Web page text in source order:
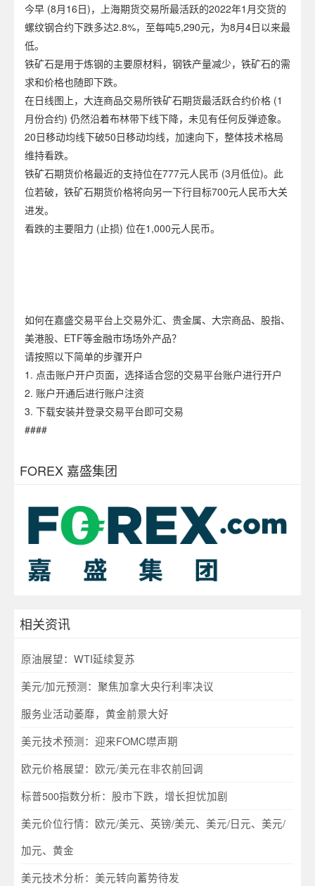
今早 (8月16日)，上海期货交易所最活跃的2022年1月交货的
螺纹钢合约下跌多达2.8%，至每吨5,290元，为8月4日以来最
低。
铁矿石是用于炼钢的主要原材料，钢铁产量减少，铁矿石的需
求和价格也随即下跌。
在日线图上，大连商品交易所铁矿石期货最活跃合约价格 (1
月份合约) 仍然沿着布林带下线下降，未见有任何反弹迹象。
20日移动均线下破50日移动均线，加速向下，整体技术格局
维持看跌。
铁矿石期货价格最近的支持位在777元人民币 (3月低位)。此
位若破，铁矿石期货价格将向另一下行目标700元人民币大关
进发。
看跌的主要阻力 (止损) 位在1,000元人民币。
如何在嘉盛交易平台上交易外汇、贵金属、大宗商品、股指、
美港股、ETF等金融市场场外产品？
请按照以下简单的步骤开户
1. 点击账户开户页面，选择适合您的交易平台账户进行开户
2. 账户开通后进行账户注资
3. 下载安装并登录交易平台即可交易
####
FOREX 嘉盛集团
相关资讯
原油展望：WTI延续复苏
美元/加元预测：聚焦加拿大央行利率决议
服务业活动萎靡，黄金前景大好
美元技术预测：迎来FOMC噤声期
欧元价格展望：欧元/美元在非农前回调
标普500指数分析：股市下跌，增长担忧加剧
美元价位行情：欧元/美元、英镑/美元、美元/日元、美元/
加元、黄金
美元技术分析：美元转向蓄势待发